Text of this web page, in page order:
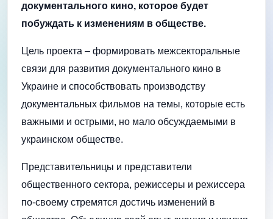
документального кино, которое будет
побуждать к изменениям в обществе.
Цель проекта – формировать межсекторальные
связи для развития документального кино в
Украине и способствовать производству
документальных фильмов на темы, которые есть
важными и острыми, но мало обсуждаемыми в
украинском обществе.
Представительницы и представители
общественного сектора, режиссеры и режиссера
по-своему стремятся достичь изменений в